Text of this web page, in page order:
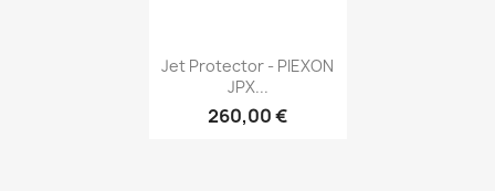
Aperçu rapide
Jet Protector - PIEXON
JPX...
260,00 €